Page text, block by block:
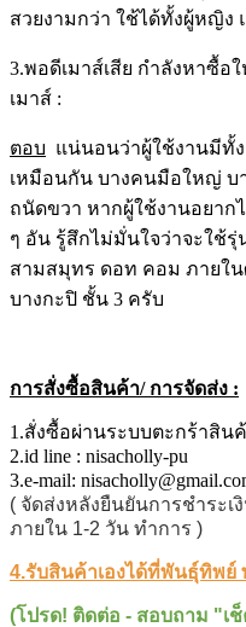
สวยงามกว่า ใช้ได้ทั้งผู้หญิง
3.พอดีเมาส์เสีย กำลังหาซื้อ
เมาส์ :
ตอบ แน่นอนว่าผู้ใช้งานมีทั้
เหมือนกัน บางคนมือใหญ่ บ
ถนัดขวา หากผู้ใช้งานอยาก
ๆ อัน รู้สึกไม่มั่นใจว่าจะใช้
สามสมุทร ดอท คอม ภายใ
บางกะปิ ชั้น 3 ครับ
การสั่งซื้อสินค้า/ การจัดส่ง :
1.สั่งซื้อผ่านระบบตะกร้าสิน
2.id line : nisacholly-pu
3.e-mail:
( จัดส่งหลังยืนยันการชำระเ
ภายใน 1-2 วัน ทำการ )
4.รับสินค้าเองได้ที่พันธุ์ทิพย์
(โปรด! ติดต่อ - สอบถาม "เ